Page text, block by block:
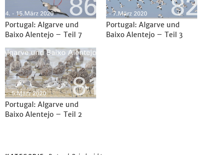
Portugal: Algarve und
Baixo Alentejo – Teil 7
Portugal: Algarve und
Baixo Alentejo – Teil 3
Portugal: Algarve und
Baixo Alentejo – Teil 2